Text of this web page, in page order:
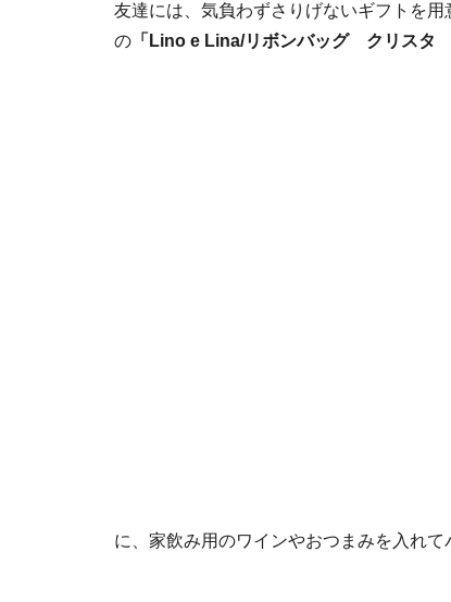
友達には、気負わずさりげないギフトを
の 「Lino e Lina/リボンバッグ クリスタ
に、家飲み用のワインやおつまみを入れ